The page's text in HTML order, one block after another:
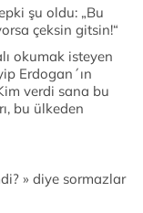
şu oldu: „Bu
çeksin gitsin!“
okumak isteyen
Erdogan´ın
verdi sana bu
bu ülkeden
» diye sormazlar